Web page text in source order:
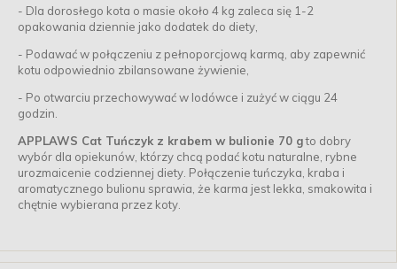
- Dla dorosłego kota o masie około 4 kg zaleca się 1-2
opakowania dziennie jako dodatek do diety,
- Podawać w połączeniu z pełnoporcjową karmą, aby zapewnić
kotu odpowiednio zbilansowane żywienie,
- Po otwarciu przechowywać w lodówce i zużyć w ciągu 24
godzin.
APPLAWS Cat Tuńczyk z krabem w bulionie 70 gto dobry
wybór dla opiekunów, którzy chcą podać kotu naturalne, rybne
urozmaicenie codziennej diety. Połączenie tuńczyka, kraba i
aromatycznego bulionu sprawia, że karma jest lekka, smakowita i
chętnie wybierana przez koty.